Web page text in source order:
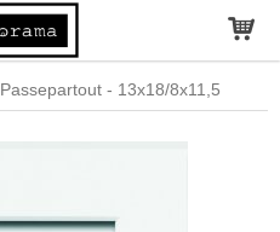
Passepartout - 13x18/8x11,5